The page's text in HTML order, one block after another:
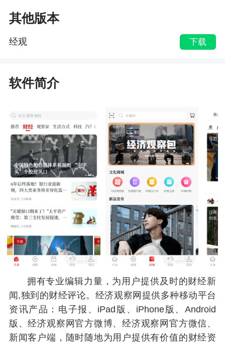
其他版本
经观 下载
软件简介
拥有专业编辑力量，为用户提供及时的财经新
闻,独到的财经评论。经济观察网提供多种移动平台
资讯产品：电子报、iPad版、iPhone版、Android
版、经济观察网官方微博、经济观察网官方微信、
新闻客户端，随时随地为用户提供有价值的财经资